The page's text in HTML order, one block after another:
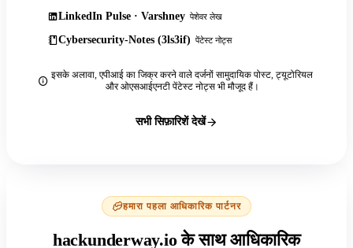
LinkedIn Pulse · Varshney पेशेवर लेख
Cybersecurity-Notes (3ls3if) पेंटेस्ट नोट्स
इसके अलावा, एपीआई का जिक्र करने वाले दर्जनों सामुदायिक पोस्ट, ट्यूटोरियल
और ओएसआईएनटी पेंटेस्ट नोट्स भी मौजूद हैं।
सभी सिफ़ारिशें देखें
हमारा पहला आधिकारिक पार्टनर
hackunderway.io के साथ आधिकारिक